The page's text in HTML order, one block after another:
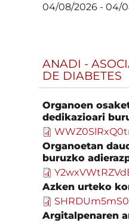
04/08/2026 -04/
ANADI -
DE DIABETES
Organoen
dedikazioari
Organoetan
buruzko
Azken urteko
Argitalpenaren